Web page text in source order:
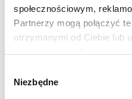
społecznościowym,
Partnerzy mogą połączyć
otrzymanymi od Ciebie lub
zgody
Niezbędne